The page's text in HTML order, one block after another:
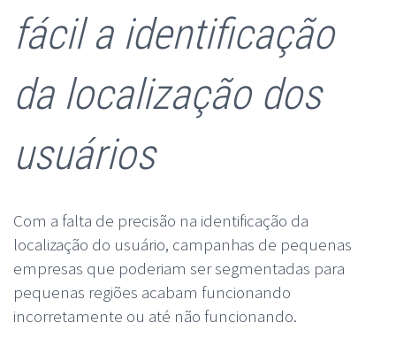
fácil a identificação
da localização dos
usuários
Com a falta de precisão na identificação da
localização do usuário, campanhas de pequenas
empresas que poderiam ser segmentadas para
pequenas regiões acabam funcionando
incorretamente ou até não funcionando.